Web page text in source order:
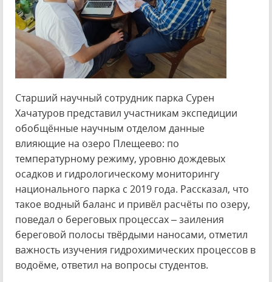
Старший научный сотрудник парка Сурен
Хачатуров представил участникам экспедиции
обобщённые научным отделом данные
влияющие на озеро Плещеево: по
температурному режиму, уровню дождевых
осадков и гидрологическому мониторингу
национального парка с 2019 года. Рассказал, что
такое водный баланс и привёл расчёты по озеру,
поведал о береговых процессах – заиления
береговой полосы твёрдыми наносами, отметил
важность изучения гидрохимических процессов в
водоёме, ответил на вопросы студентов.